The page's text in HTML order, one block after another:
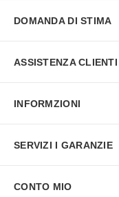
DOMANDA DI STIMA
ASSISTENZA CLIENTI
INFORMZIONI
SERVIZI I GARANZIE
CONTO MIO